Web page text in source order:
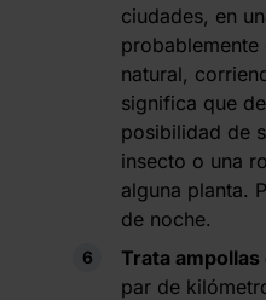
ciudades, en
probablemente
natural,
significa que
posibilidad de
insecto o una
alguna planta.
de noche.
Trata
par de